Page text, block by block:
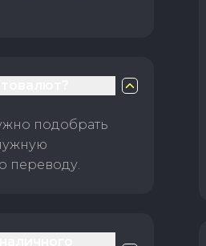
подобрать
переводу.